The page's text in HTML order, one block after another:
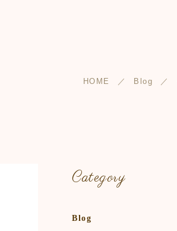
HOME Blog
Category
Blog